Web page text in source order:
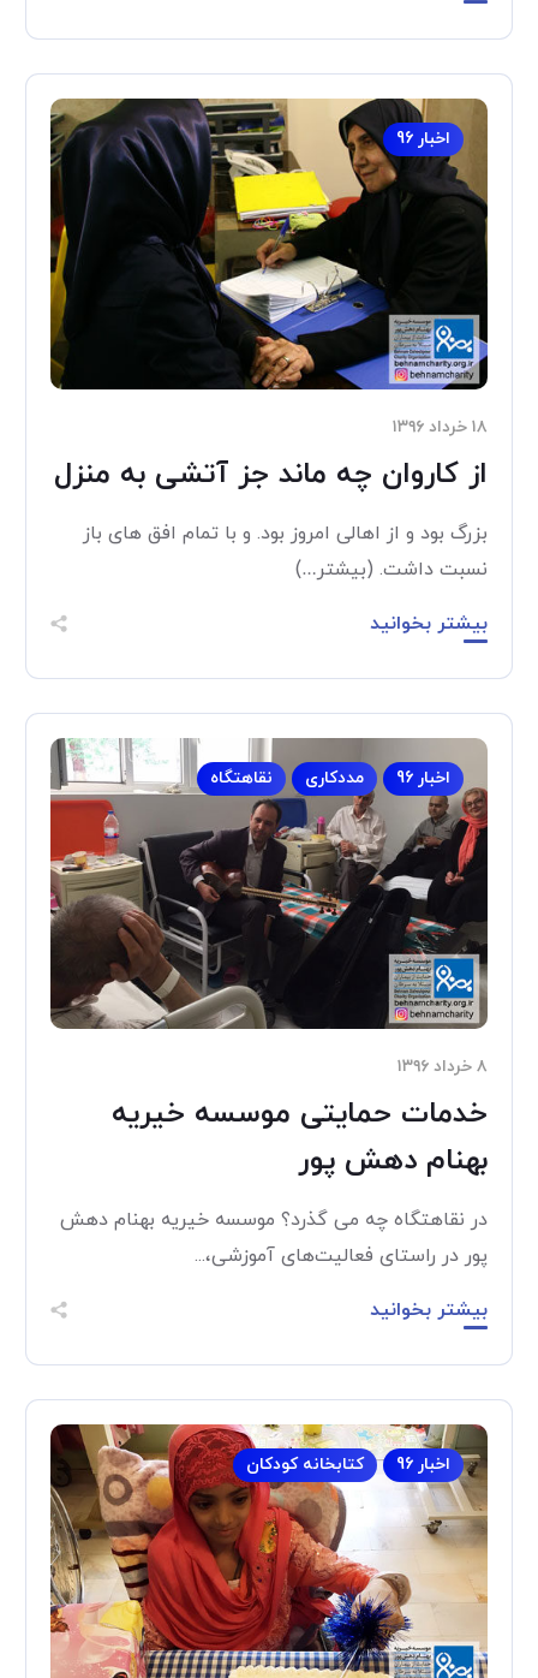
اخبار 96
۱۸ خرداد ۱۳۹۶
از کاروان چه ماند جز آتشی به منزل
بزرگ بود و از اهالی امروز بود. و با تمام افق های باز
نسبت داشت. (بیشتر…)
بیشتر بخوانید
اخبار 96 مددکاری نقاهتگاه
۸ خرداد ۱۳۹۶
خدمات حمایتی موسسه خیریه
بهنام دهش پور
در نقاهتگاه چه می گذرد؟ موسسه خیریه بهنام دهش
پور در راستای فعالیت‌های آموزشی،...
بیشتر بخوانید
اخبار 96 کتابخانه کودکان